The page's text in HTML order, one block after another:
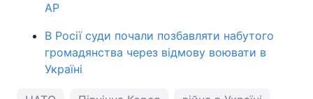
AP
В Росії суди почали позбавляти набутого
громадянства через відмову воювати в
Україні